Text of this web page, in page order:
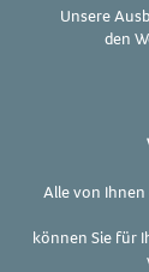
Unsere
den
Alle von
können Sie für